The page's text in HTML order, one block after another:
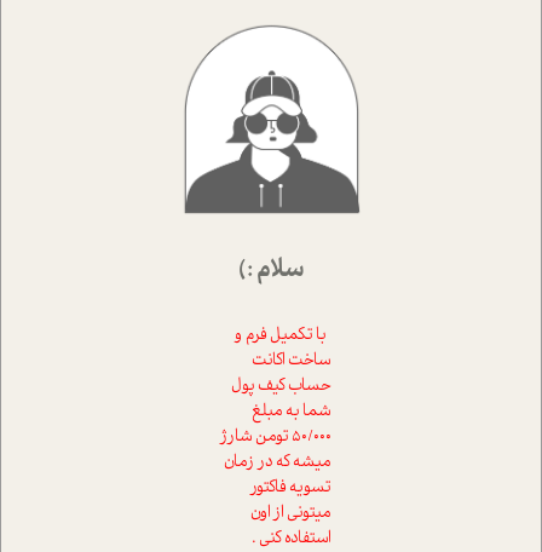
سلام :)
با تکمیل فرم و
ساخت اکانت
حساب کیف پول
شما به مبلغ
50/000 تومن شارژ
میشه که در زمان
تسویه فاکتور
میتونی از اون
استفاده کنی .